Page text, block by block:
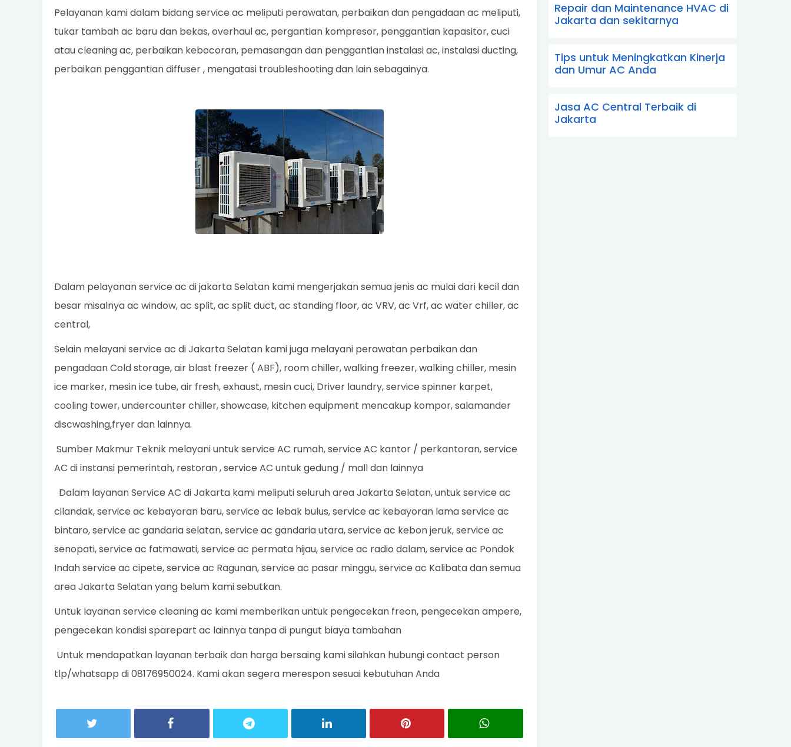
Pelayanan kami dalam bidang service ac meliputi perawatan, perbaikan dan pengadaan ac meliputi,
tukar tambah ac baru dan bekas, overhaul ac, pergantian kompresor, penggantian kapasitor, cuci
atau cleaning ac, perbaikan kebocoran, pemasangan dan penggantian instalasi ac, instalasi ducting,
perbaikan penggantian diffuser , mengatasi troubleshooting dan lain sebagainya.
Dalam pelayanan service ac di jakarta Selatan kami mengerjakan semua jenis ac mulai dari kecil dan
besar misalnya ac window, ac split, ac split duct, ac standing floor, ac VRV, ac Vrf, ac water chiller, ac
central,
Selain melayani service ac di Jakarta Selatan kami juga melayani perawatan perbaikan dan
pengadaan Cold storage, air blast freezer ( ABF), room chiller, walking freezer, walking chiller, mesin
ice marker, mesin ice tube, air fresh, exhaust, mesin cuci, Driver laundry, service spinner karpet,
cooling tower, undercounter chiller, showcase, kitchen equipment mencakup kompor, salamander
discwashing,fryer dan lainnya.
Sumber Makmur Teknik melayani untuk service AC rumah, service AC kantor / perkantoran, service
AC di instansi pemerintah, restoran , service AC untuk gedung / mall dan lainnya
Dalam layanan Service AC di Jakarta kami meliputi seluruh area Jakarta Selatan, untuk service ac
cilandak, service ac kebayoran baru, service ac lebak bulus, service ac kebayoran lama service ac
bintaro, service ac gandaria selatan, service ac gandaria utara, service ac kebon jeruk, service ac
senopati, service ac fatmawati, service ac permata hijau, service ac radio dalam, service ac Pondok
Indah service ac cipete, service ac Ragunan, service ac pasar minggu, service ac Kalibata dan semua
area Jakarta Selatan yang belum kami sebutkan.
Untuk layanan service cleaning ac kami memberikan untuk pengecekan freon, pengecekan ampere,
pengecekan kondisi sparepart ac lainnya tanpa di pungut biaya tambahan
Untuk mendapatkan layanan terbaik dan harga bersaing kami silahkan hubungi contact person
tlp/whatsapp di 08176950024. Kami akan segera merespon sesuai kebutuhan Anda
Repair dan Maintenance HVAC di
Jakarta dan sekitarnya
Tips untuk Meningkatkan Kinerja
dan Umur AC Anda
Jasa AC Central Terbaik di
Jakarta